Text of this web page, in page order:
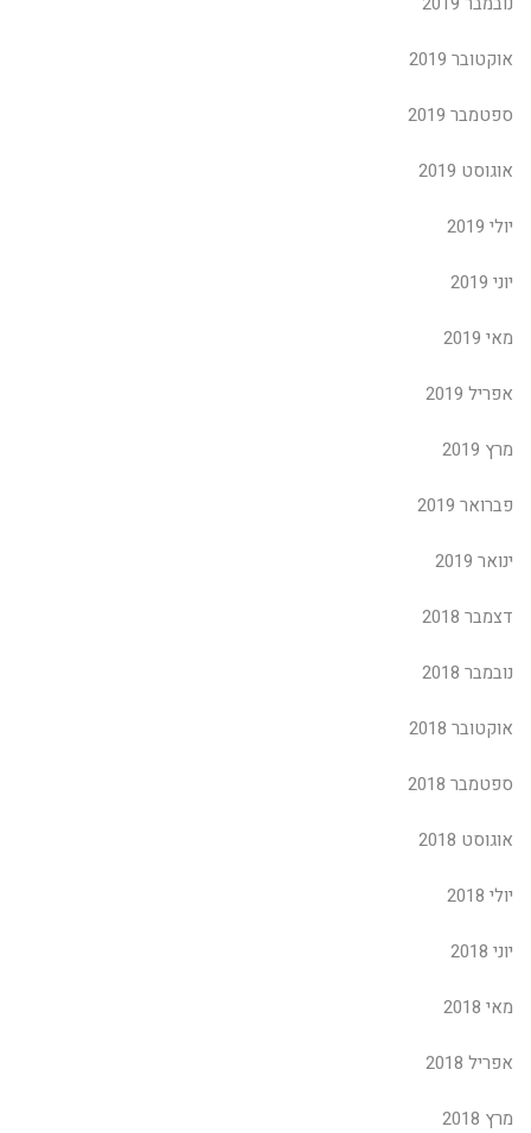
אוקטובר 2019
ספטמבר 2019
אוגוסט 2019
יולי 2019
יוני 2019
מאי 2019
אפריל 2019
מרץ 2019
פברואר 2019
ינואר 2019
דצמבר 2018
נובמבר 2018
אוקטובר 2018
ספטמבר 2018
אוגוסט 2018
יולי 2018
יוני 2018
מאי 2018
אפריל 2018
מרץ 2018